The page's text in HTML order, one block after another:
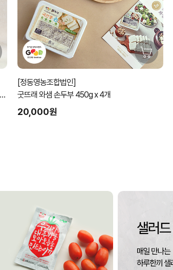
[정동영농조합법인]
굿뜨래 와샘 손두부 450g x 4개
20,000원